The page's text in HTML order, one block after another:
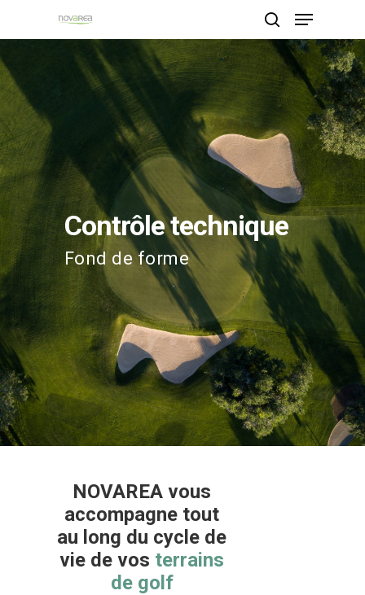
Hit enter to search or ESC to close
Contrôle technique
Fond de forme
NOVAREA vous
accompagne tout
au long du cycle de
vie de vos terrains
de golf